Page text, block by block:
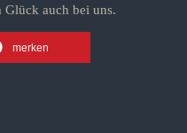
auch bei uns.
merken